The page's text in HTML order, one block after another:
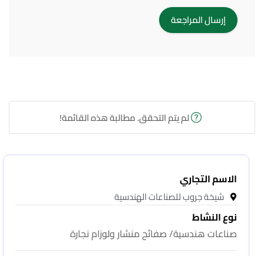
لم يتم التحقق. مطالبة هذه القائمة!
الاسم التجاري
شيخة جروب للصناعات الهندسية
نوع النشاط
صناعات هندسية/ صفائح منشار ولوزام نجارة